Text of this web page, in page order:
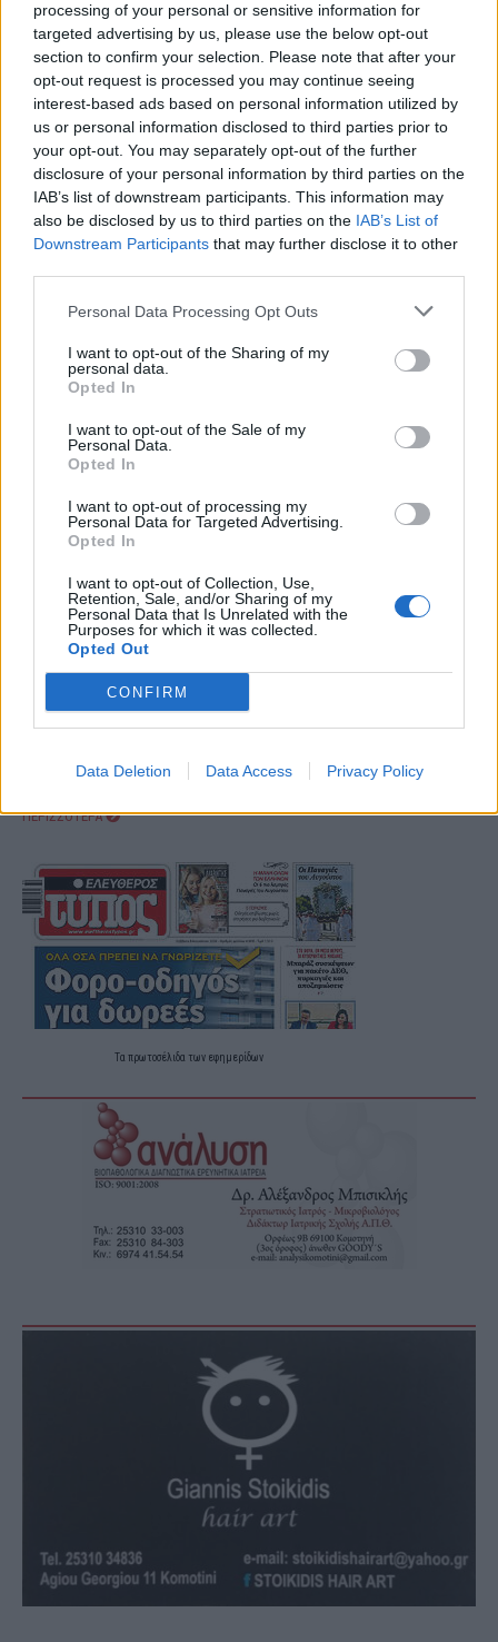
processing of your personal or sensitive information for
targeted advertising by us, please use the below opt-out
section to confirm your selection. Please note that after your
opt-out request is processed you may continue seeing
interest-based ads based on personal information utilized by
us or personal information disclosed to third parties prior to
your opt-out. You may separately opt-out of the further
disclosure of your personal information by third parties on the
IAB’s list of downstream participants. This information may
also be disclosed by us to third parties on the IAB’s List of
Downstream Participants that may further disclose it to other
Personal Data Processing Opt Outs
I want to opt-out of the Sharing of my
personal data.
Opted In
I want to opt-out of the Sale of my
Personal Data.
Opted In
I want to opt-out of processing my
Personal Data for Targeted Advertising.
Opted In
I want to opt-out of Collection, Use,
Retention, Sale, and/or Sharing of my
Personal Data that Is Unrelated with the
Purposes for which it was collected.
Opted Out
CONFIRM
Data Deletion Data Access Privacy Policy
ΘΡΑΚΙΚΗ ΑΓΟΡΑ : 06 ΑΥΓΟΥΣΤΟΥ 2026
ΠΕΡΙΣΣΟΤΕΡΑ
Τα πρωτοσέλιδα των εφημερίδων